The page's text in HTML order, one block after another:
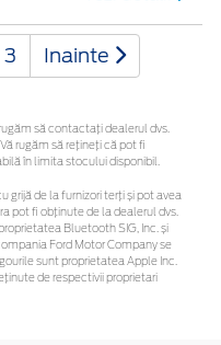
3 Inainte
să contactaţi dealerul dvs.
rugăm să rețineți că pot fi
în limita stocului disponibil.
grijă de la furnizori terți și pot avea
pot fi obținute de la dealerul dvs.
Bluetooth SIG, Inc. și
Ford Motor Company se
sunt proprietatea Apple Inc.
de respectivii proprietari